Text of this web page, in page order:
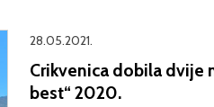
28.05.2021.
Crikvenica dobila dvije
best“ 2020.